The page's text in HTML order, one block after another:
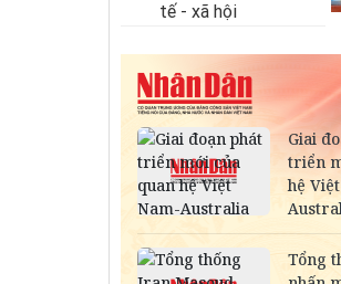
tế - xã hội